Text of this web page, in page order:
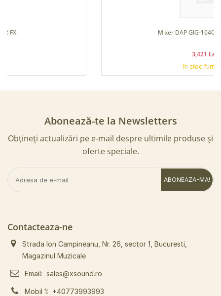
Mixer DAP GIG-164CFX 16 Canale
Abonează-te la Newsletters
Obțineți actualizări pe e-mail despre ultimile produse și
oferte speciale.
ABONEAZA-MA!
Contacteaza-ne
Strada Ion Campineanu, Nr. 26, sector 1, Bucuresti,
Magazinul Muzicale
Email: sales@xsound.ro
Mobil 1: +40773993993